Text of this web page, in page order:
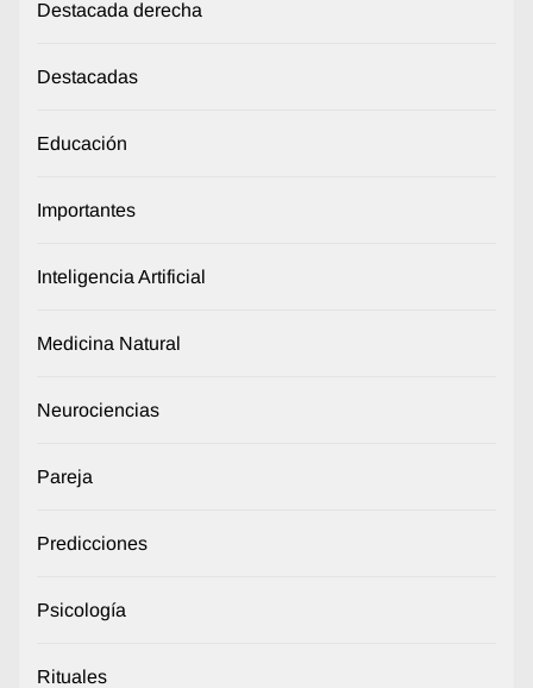
Destacada derecha
Destacadas
Educación
Importantes
Inteligencia Artificial
Medicina Natural
Neurociencias
Pareja
Predicciones
Psicología
Rituales